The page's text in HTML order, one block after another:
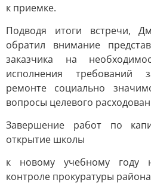
к приемке.
Подводя итоги встречи,
обратил внимание
заказчика на
исполнения требований
ремонте социально
вопросы целевого
Завершение работ по
открытие школы
к новому учебному году
контроле прокуратуры